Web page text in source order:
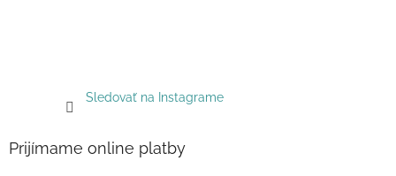
Sledovať na Instagrame
Prijímame online platby